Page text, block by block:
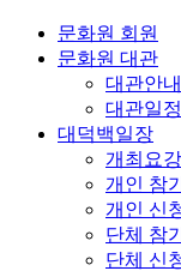
문화원 회원
문화원 대관
대관안내
대관일정
대덕백일장
개최요강
개인 참
개인 신
단체 참
단체 신